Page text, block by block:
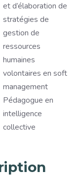
et d’élaboration de
stratégies de
gestion de
ressources
humaines
volontaires en soft
management
Pédagogue en
intelligence
collective